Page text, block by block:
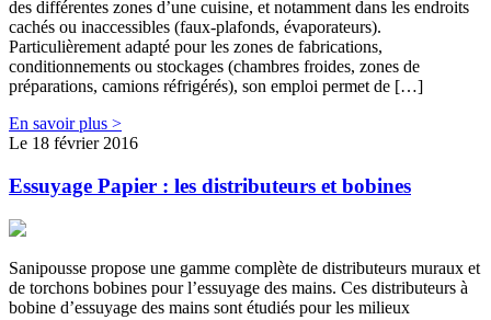
des différentes zones d’une cuisine, et notamment dans les endroits
cachés ou inaccessibles (faux-plafonds, évaporateurs).
Particulièrement adapté pour les zones de fabrications,
conditionnements ou stockages (chambres froides, zones de
préparations, camions réfrigérés), son emploi permet de […]
En savoir plus >
Le 18 février 2016
Essuyage Papier : les distributeurs et bobines
Sanipousse propose une gamme complète de distributeurs muraux et
de torchons bobines pour l’essuyage des mains. Ces distributeurs à
bobine d’essuyage des mains sont étudiés pour les milieux